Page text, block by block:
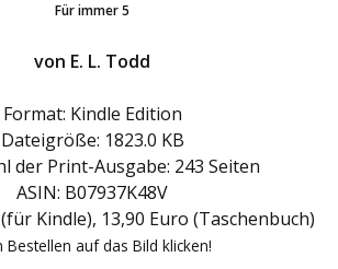
Für immer 5
von E. L. Todd
Format: Kindle Edition
Dateigröße: 1823.0 KB
der Print-Ausgabe: 243 Seiten
ASIN: B07937K48V
Kindle), 13,90 Euro (Taschenbuch)
Bestellen auf das Bild klicken!